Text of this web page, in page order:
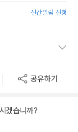
신간알림 신청
공유하기
겠습니까?